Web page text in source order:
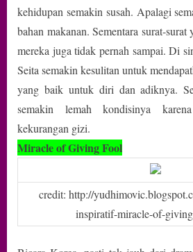
kehidupan semakin susah. Apalagi
bahan makanan. Sementara surat-
mereka juga tidak pernah sampai. Di
Seita semakin kesulitan untuk
yang baik untuk diri dan adiknya.
semakin lemah kondisinya
kekurangan gizi.
Miracle of Giving Fool
credit: http://
inspiratif-miracle-of-